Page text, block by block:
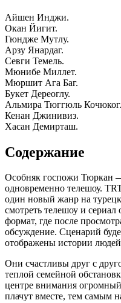
Айшен Инджи.
Окан Йигит.
Гюндже Мутлу.
Арзу Янардаг.
Севги Темель.
Мюнибе Миллет.
Мюршит Ага Баг.
Букет Дереоглу.
Альмира Тюггюль
Кенан Джинивиз.
Хасан Демирташ.
Содержание
Особняк госпожи Тюркан
одновременно телешоу.
один новый жанр на
смотреть телешоу и
формат, где после
обсуждение. Сценарий
отображены истории
Они счастливы друг с
теплой семейной
центре внимания
плачут вместе, тем самым